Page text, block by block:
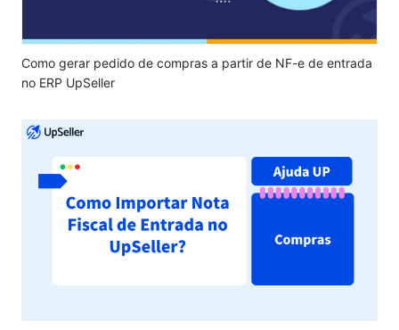
Como gerar pedido de compras a partir de NF-e de entrada
no ERP UpSeller